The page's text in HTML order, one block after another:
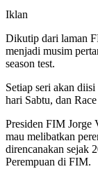
Iklan
Dikutip dari laman
menjadi musim
season test.
Setiap seri akan
hari Sabtu, dan
Presiden FIM Jorge
mau melibatkan
direncanakan sejak
Perempuan di FIM.